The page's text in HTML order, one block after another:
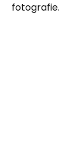
fotografie.